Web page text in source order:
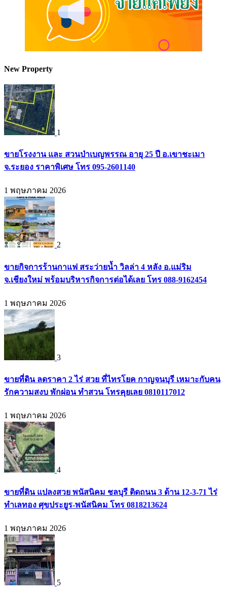
New Property
1
ขายโรงงาน และ สวนป่าเบญพรรณ อายุ 25 ปี อ.เขาชะเมา
จ.ระยอง ราคาพิเศษ โทร 095-2601140
1 พฤษภาคม 2026
2
ขายกิจการร้านกาแฟ สระว่ายน้ำ วิลล่า 4 หลัง อ.แม่ริม
จ.เชียงใหม่ พร้อมบริหารกิจการต่อได้เลย โทร 088-9162454
1 พฤษภาคม 2026
3
ขายที่ดิน ลดราคา 2 ไร่ สวย ที่ไทรโยค กาญจนบุรี เหมาะกับคน
รักความสงบ พักผ่อน ทำสวน โทรคุยเลย 0810117012
1 พฤษภาคม 2026
4
ขายที่ดิน แปลงสวย พนัสนิคม ชลบุรี ติดถนน 3 ด้าน 12-3-71 ไร่
ทำเลทอง ศุขประยูร-พนัสนิคม โทร 0818213624
1 พฤษภาคม 2026
5